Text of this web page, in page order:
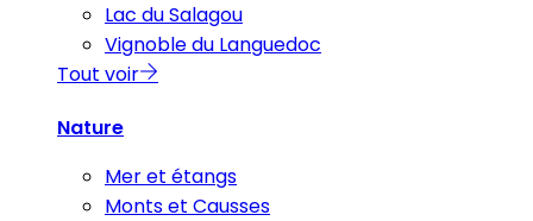
Lac du Salagou
Vignoble du Languedoc
Tout voir
Nature
Mer et étangs
Monts et Causses